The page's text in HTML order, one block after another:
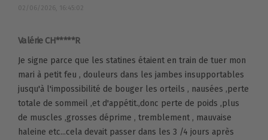
02/06/2026, 16:45:02
Valérie CH*****R
Je signe parce que les statines étaient en train de tuer mon
mari à petit feu , douleurs dans les jambes insupportables
jusqu'à l'impossibilité de bouger les orteils , nausées ,perte
totale de sommeil ,et d'appétit.,donc perte de poids ,plus
de muscles ,grosses déprime , tremblement , mauvaise
haleine etc...cela devait passer dans les 3 /4 jours après